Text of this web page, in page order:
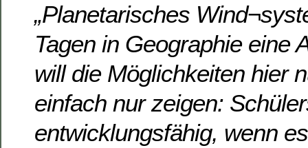
„Planetarisches
Tagen in Geographie eine
will die Möglichkeiten hier
einfach nur zeigen:
entwicklungsfähig, wenn